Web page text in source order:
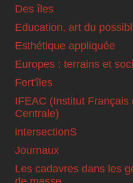
Des îles
Education, art du
Esthétique appliquée
Europes : terrains et
Fert'îles
IFEAC (Institut Français
Centrale)
intersectionS
Journaux
Les cadavres dans les